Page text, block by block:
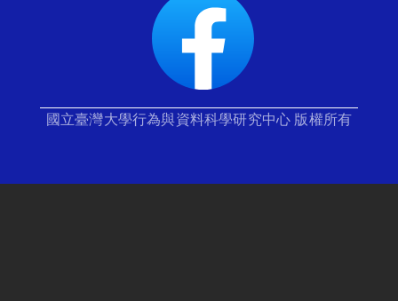
國立臺灣大學行為與資料科學研究中心 版權所有